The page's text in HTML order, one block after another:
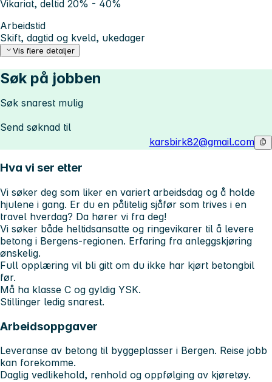
Vikariat, deltid 20% - 40%
Arbeidstid
Skift, dagtid og kveld, ukedager
Vis flere detaljer
Søk på jobben
Søk snarest mulig
Send søknad til
karsbirk82@gmail.com
Hva vi ser etter
Vi søker deg som liker en variert arbeidsdag og å holde
hjulene i gang. Er du en pålitelig sjåfør som trives i en
travel hverdag? Da hører vi fra deg!
Vi søker både heltidsansatte og ringevikarer til å levere
betong i Bergens-regionen. Erfaring fra anleggskjøring
ønskelig.
Full opplæring vil bli gitt om du ikke har kjørt betongbil
før.
Må ha klasse C og gyldig YSK.
Stillinger ledig snarest.
Arbeidsoppgaver
Leveranse av betong til byggeplasser i Bergen. Reise jobb
kan forekomme.
Daglig vedlikehold, renhold og oppfølging av kjøretøy.